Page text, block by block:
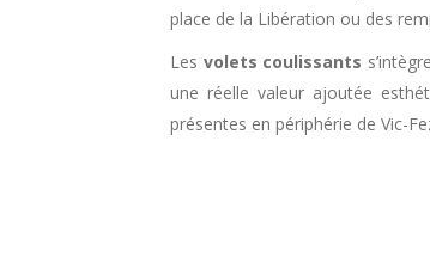
place de la Libération ou des
Les volets coulissants
une réelle valeur ajoutée
présentes en périphérie de Vic-